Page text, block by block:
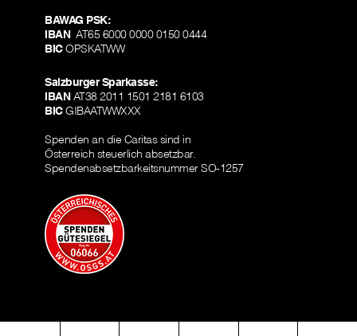
BAWAG PSK:
IBANAT65 6000 0000 0150 0444
BICOPSKATWW
Salzburger Sparkasse:
IBANAT38 2011 1501 2181 6103
BICGIBAATWWXXX
Spenden an die Caritas sind in
Österreich steuerlich absetzbar.
Spendenabsetzbarkeitsnummer SO-1257